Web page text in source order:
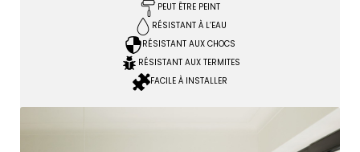
PEUT ÊTRE PEINT
RÉSISTANT À L’EAU
RÉSISTANT AUX CHOCS
RÉSISTANT AUX TERMITES
FACILE À INSTALLER